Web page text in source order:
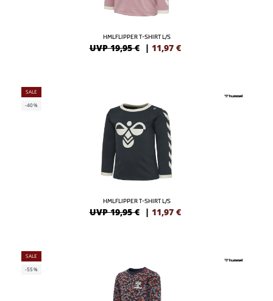
HMLFLIPPER T-SHIRT L/S
UVP 19,95 € | 11,97 €
SALE
-40%
HMLFLIPPER T-SHIRT L/S
UVP 19,95 € | 11,97 €
SALE
-55%